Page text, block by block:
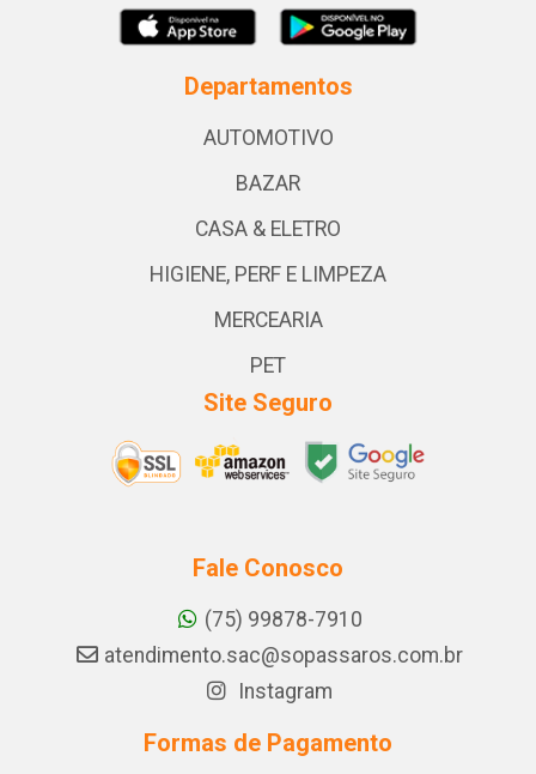
Departamentos
AUTOMOTIVO
BAZAR
CASA & ELETRO
HIGIENE, PERF E LIMPEZA
MERCEARIA
PET
Site Seguro
Fale Conosco
(75) 99878-7910
atendimento.sac@sopassaros.com.br
Instagram
Formas de Pagamento